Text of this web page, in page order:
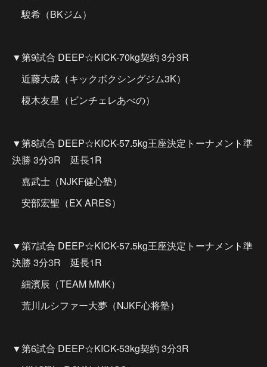
駿希（BKジム）
▼第9試合 DEEP☆KICK-70kg契約 3分3R
近藤大成（キックボクシングジム3K）
榎木友星（ビンチェレあべの）
▼第8試合 DEEP☆KICK-57.5kg王座決定トーナメント準
決勝 3分3R 延長1R
嘉武士（NJKF健心塾）
安部宏聖（EX ARES）
▼第7試合 DEEP☆KICK-57.5kg王座決定トーナメント準
決勝 3分3R 延長1R
細濱辰（TEAM MMK）
荒川ルシファー大夢（NJKF心将塾）
▼第6試合 DEEP☆KICK-53kg契約 3分3R